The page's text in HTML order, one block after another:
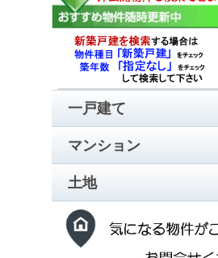
一戸建て
マンション
土地